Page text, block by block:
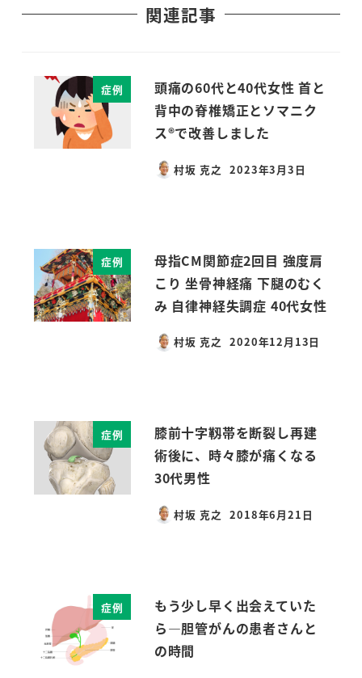
関連記事
症例
頭痛の60代と40代女性 首と
背中の脊椎矯正とソマニク
ス®で改善しました
村坂 克之
投稿日
2023年3月3日
症例
母指CM関節症2回目 強度肩
こり 坐骨神経痛 下腿のむく
み 自律神経失調症 40代女性
村坂 克之
投稿日
2020年12月13日
症例
膝前十字靱帯を断裂し再建
術後に、時々膝が痛くなる
30代男性
村坂 克之
投稿日
2018年6月21日
症例
もう少し早く出会えていた
ら―胆管がんの患者さんと
の時間